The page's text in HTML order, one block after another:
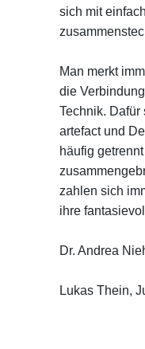
sich mit
Man merkt
die
Technik.
artefact und
häufig
zahlen sich
ihre
Dr. Andrea
Lukas Thein,